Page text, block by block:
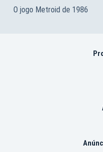
O jogo Metroid de 1986